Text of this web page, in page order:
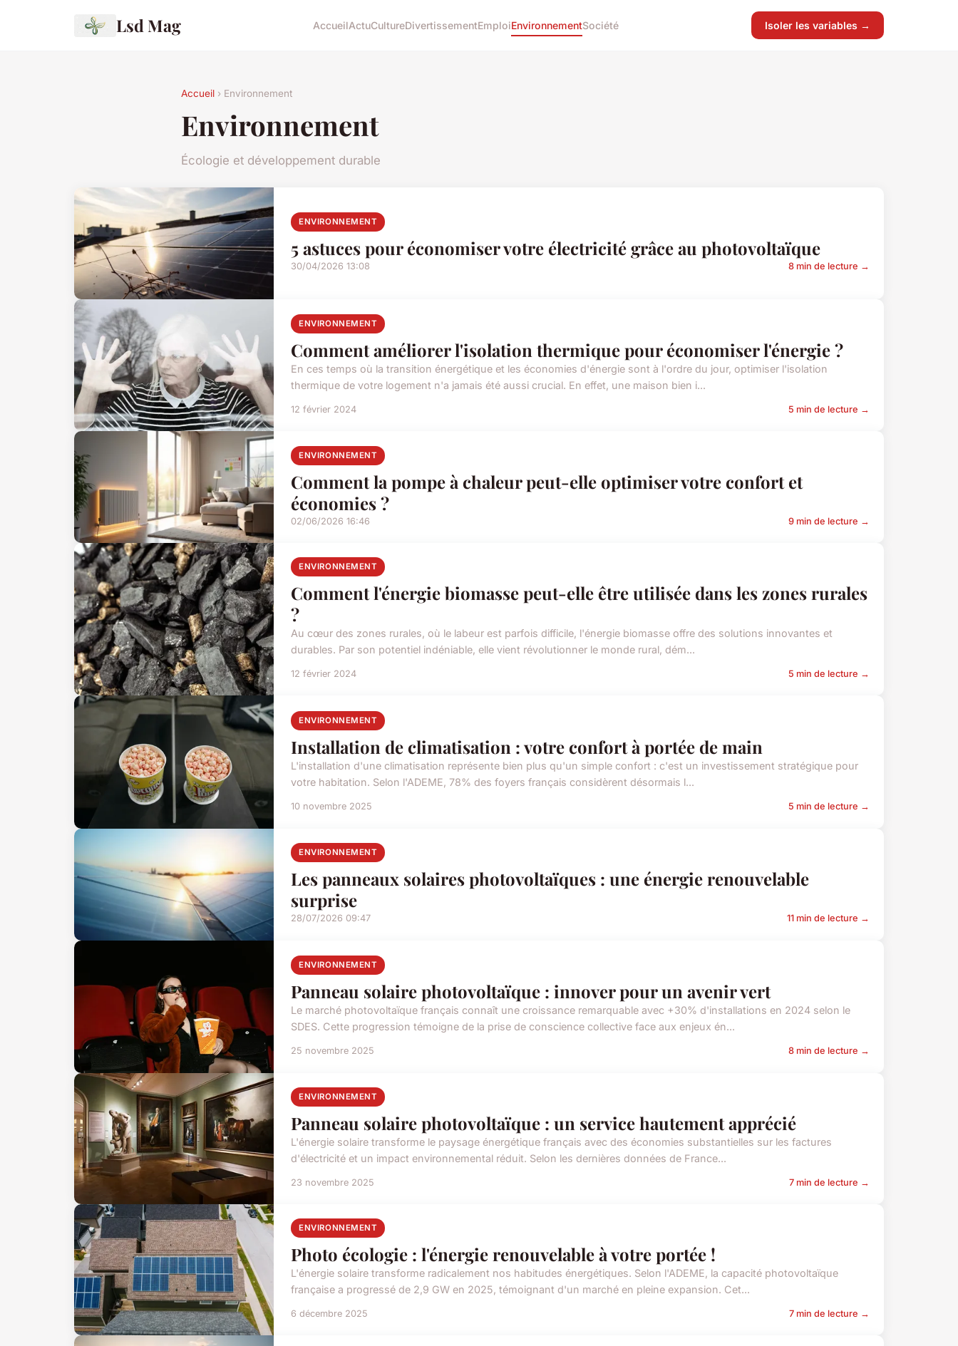
Lsd Mag AccueilActuCultureDivertissementEmploiEnvironnementSociété Isoler les variables →
Accueil › Environnement
Environnement
Écologie et développement durable
ENVIRONNEMENT
5 astuces pour économiser votre électricité grâce au photovoltaïque
30/04/2026 13:08 8 min de lecture →
ENVIRONNEMENT
Comment améliorer l'isolation thermique pour économiser l'énergie ?
En ces temps où la transition énergétique et les économies d'énergie sont à l'ordre du jour, optimiser l'isolation
thermique de votre logement n'a jamais été aussi crucial. En effet, une maison bien i...
12 février 2024 5 min de lecture →
ENVIRONNEMENT
Comment la pompe à chaleur peut-elle optimiser votre confort et
économies ?
02/06/2026 16:46 9 min de lecture →
ENVIRONNEMENT
Comment l'énergie biomasse peut-elle être utilisée dans les zones rurales
?
Au cœur des zones rurales, où le labeur est parfois difficile, l'énergie biomasse offre des solutions innovantes et
durables. Par son potentiel indéniable, elle vient révolutionner le monde rural, dém...
12 février 2024 5 min de lecture →
ENVIRONNEMENT
Installation de climatisation : votre confort à portée de main
L'installation d'une climatisation représente bien plus qu'un simple confort : c'est un investissement stratégique pour
votre habitation. Selon l'ADEME, 78% des foyers français considèrent désormais l...
10 novembre 2025 5 min de lecture →
ENVIRONNEMENT
Les panneaux solaires photovoltaïques : une énergie renouvelable
surprise
28/07/2026 09:47 11 min de lecture →
ENVIRONNEMENT
Panneau solaire photovoltaïque : innover pour un avenir vert
Le marché photovoltaïque français connaît une croissance remarquable avec +30% d'installations en 2024 selon le
SDES. Cette progression témoigne de la prise de conscience collective face aux enjeux én...
25 novembre 2025 8 min de lecture →
ENVIRONNEMENT
Panneau solaire photovoltaïque : un service hautement apprécié
L'énergie solaire transforme le paysage énergétique français avec des économies substantielles sur les factures
d'électricité et un impact environnemental réduit. Selon les dernières données de France...
23 novembre 2025 7 min de lecture →
ENVIRONNEMENT
Photo écologie : l'énergie renouvelable à votre portée !
L'énergie solaire transforme radicalement nos habitudes énergétiques. Selon l'ADEME, la capacité photovoltaïque
française a progressé de 2,9 GW en 2025, témoignant d'un marché en pleine expansion. Cet...
6 décembre 2025 7 min de lecture →